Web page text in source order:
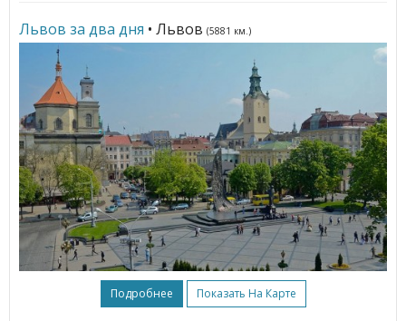
Львов за два дня • Львов (5881 км.)
Подробнее Показать На Карте